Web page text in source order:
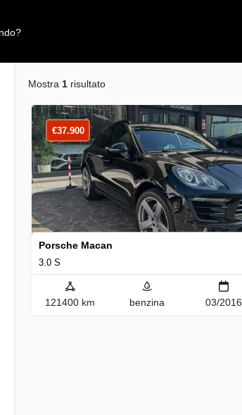
Mostra 1 risultato
Porsche Macan
3.0 S
€37.900
121400 km benzina 03/2016